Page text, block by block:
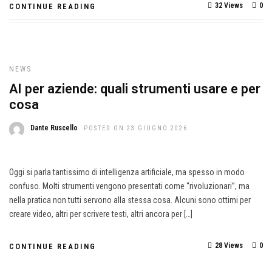
CONTINUE READING 0
32 Views
NEWS
AI per aziende: quali strumenti usare e per
cosa
Dante Ruscello POSTED ON 23 GIUGNO 2026
Oggi si parla tantissimo di intelligenza artificiale, ma spesso in modo
confuso. Molti strumenti vengono presentati come “rivoluzionari”, ma
nella pratica non tutti servono alla stessa cosa. Alcuni sono ottimi per
creare video, altri per scrivere testi, altri ancora per […]
CONTINUE READING 0
28 Views